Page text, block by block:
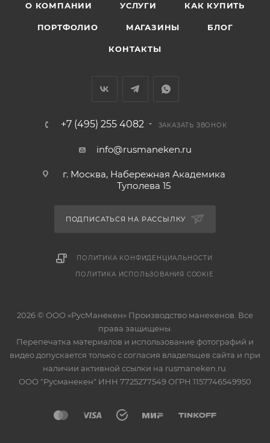
О КОМПАНИИ УСЛУГИ КАК КУПИТЬ
ПОРТФОЛИО МАГАЗИНЫ БЛОГ
КОНТАКТЫ
+7 (495) 255 4082 ЗАКАЗАТЬ ЗВОНОК
info@rusmaneken.ru
г. Москва, Набережная Академика
Туполева 15
ПОДПИСАТЬСЯ НА РАССЫЛКУ
ПОЛИТИКА КОНФИДЕНЦИАЛЬНОСТИ
ПОЛИТИКА ИСПОЛЬЗОВАНИЯ COOKIE
2026 © ООО «РусМанекен» Производство манекенов. Все
права защищены.
Перепечатка материалов и использование фотографий и
видео допускается только с согласия владельцев сайта и при
наличии активной ссылки на rusmaneken.ru.
ООО "Русманекен" ИНН 7725277549 ОГРН 1157746549950